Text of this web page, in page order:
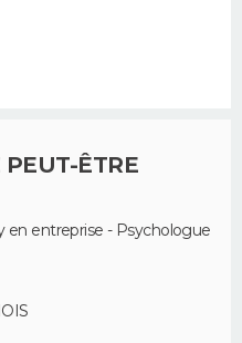
ÊTRE
en entreprise - Psychologue